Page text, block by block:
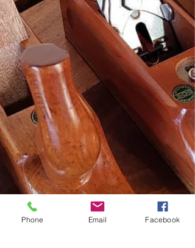
Phone Email Facebook